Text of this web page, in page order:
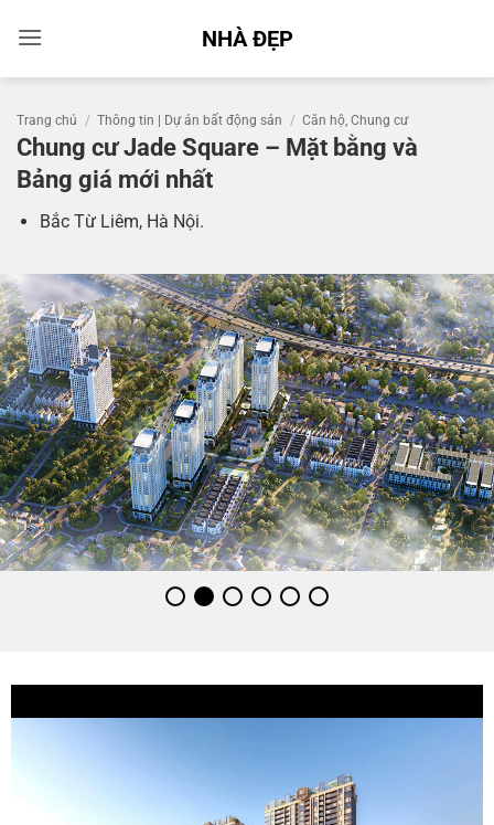
qua
NHÀ ĐẸP
Trang chủ / Thông tin | Dự án bất động sản / Căn hộ, Chung cư
Chung cư Jade Square – Mặt bằng và
Bảng giá mới nhất
Bắc Từ Liêm, Hà Nội.